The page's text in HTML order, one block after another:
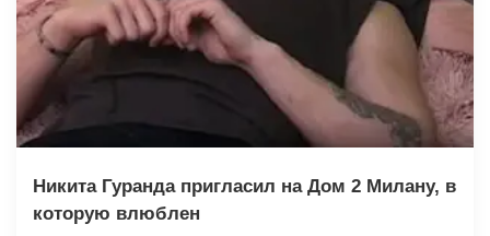
Никита Гуранда пригласил на Дом 2 Милану, в
которую влюблен